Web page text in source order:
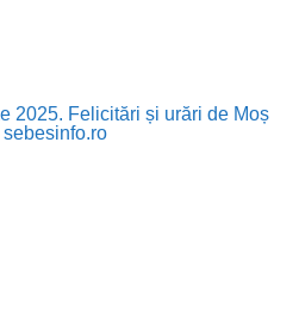
2025. Felicitări și urări de Moș